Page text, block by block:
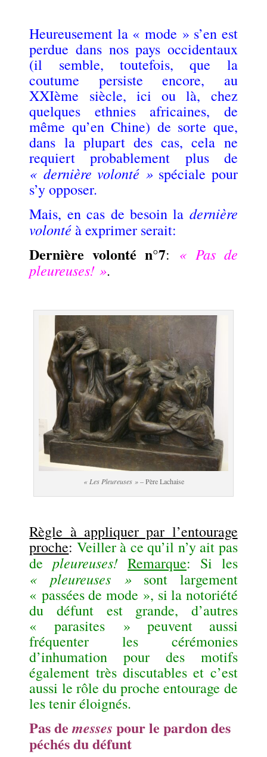
Heureusement la « mode » s’en est
perdue dans nos pays occidentaux
(il semble, toutefois, que la
coutume persiste encore, au
XXIème siècle, ici ou là, chez
quelques ethnies africaines, de
même qu’en Chine) de sorte que,
dans la plupart des cas, cela ne
requiert probablement plus de
« dernière volonté » spéciale pour
s’y opposer.
Mais, en cas de besoin la dernière
volonté à exprimer serait:
Dernière volonté n°7: « Pas de
pleureuses! ».
« Les Pleureuses »– Père Lachaise
Règle à appliquer par l’entourage
proche: Veiller à ce qu’il n’y ait pas
depleureuses! Remarque: Si les
« pleureuses »sont largement
« passées de mode », si la notoriété
du défunt est grande, d’autres
« parasites » peuvent aussi
fréquenter les cérémonies
d’inhumation pour des motifs
également très discutables et c’est
aussi le rôle du proche entourage de
les tenir éloignés.
Pas demesses pour le pardon des
péchés du défunt